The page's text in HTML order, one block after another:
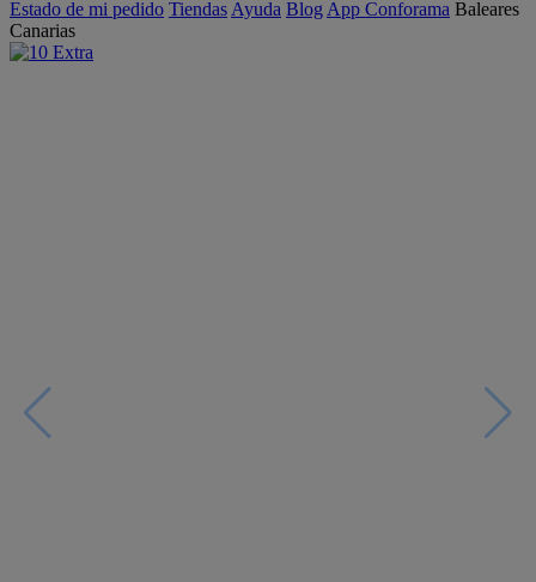
Estado de mi pedido Tiendas Ayuda Blog App Conforama Baleares
Canarias